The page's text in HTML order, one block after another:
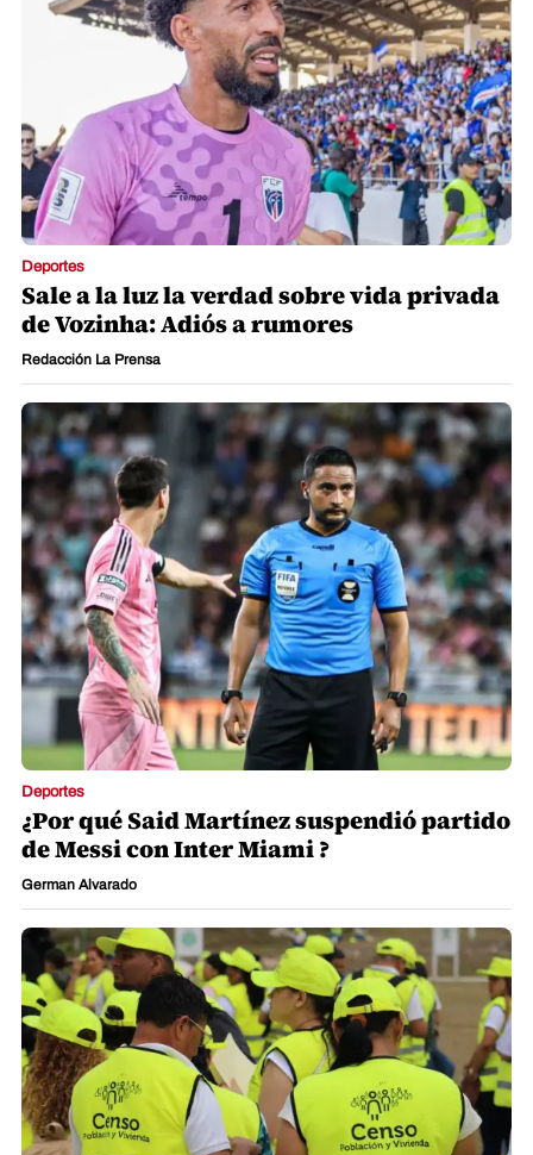
Sale a la luz la verdad sobre vida privada
de Vozinha: Adiós a rumores
Deportes
¿Por qué Said Martínez suspendió partido
de Messi con Inter Miami ?
German Alvarado
San Pedro
¿Cómo identificar a los censistas del INE
que llegarán a su hogar?
Jacqueline Molina